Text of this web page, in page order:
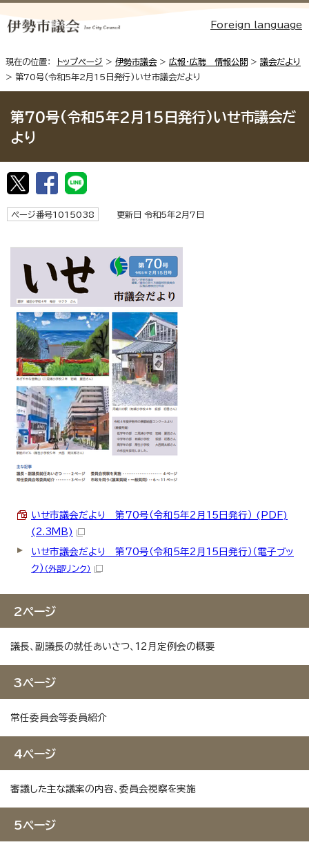
Foreign language
現在の位置： トップページ > 伊勢市議会 > 広報・広聴 情報公開 > 議会だより
> 第70号(令和5年2月15日発行)いせ市議会だより
第70号(令和5年2月15日発行)いせ市議会だ
より
ページ番号1015038 更新日 令和5年2月7日
いせ市議会だより 第70号（令和5年2月15日発行） (PDF)
(2.3MB)
いせ市議会だより 第70号（令和5年2月15日発行）（電子ブッ
ク） （外部リンク）
2ページ
議長、副議長の就任あいさつ、12月定例会の概要
3ページ
常任委員会等委員紹介
4ページ
審議した主な議案の内容、委員会視察を実施
5ページ